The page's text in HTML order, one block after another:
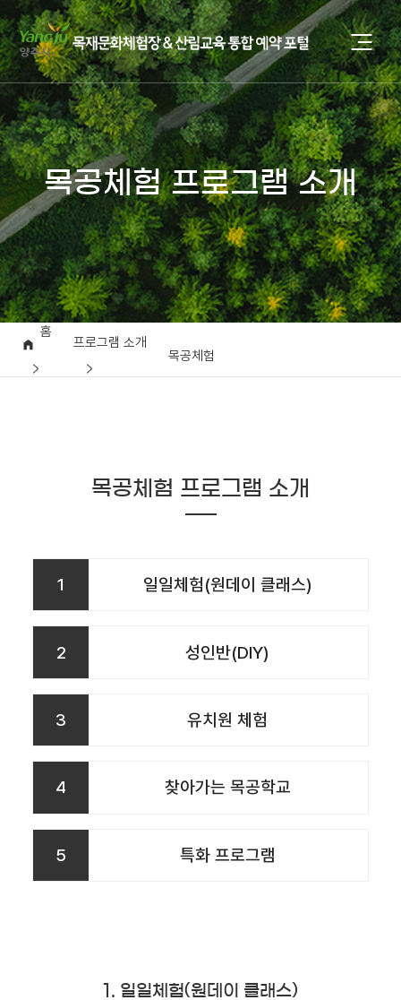
목공체험 프로그램 소개
홈
프로그램 소개
목공체험
목공체험 프로그램 소개
1 일일체험(원데이 클래스)
2 성인반(DIY)
3 유치원 체험
4 찾아가는 목공학교
5 특화 프로그램
1. 일일체험(원데이 클래스)